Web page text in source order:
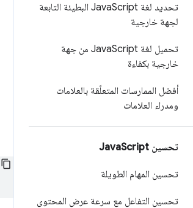
تحديد لغة Java
Script البطيئة التابعة
لجهة خارجية
تحميل لغة Java
Script من جهة
خارجية بكفاءة
أفضل الممارسات المتعلّقة بالعلامات
ومدراء العلامات
تحسين Java Script
تحسين المهام الطويلة
تحسين التفاعل مع سرعة عرض المحتوى